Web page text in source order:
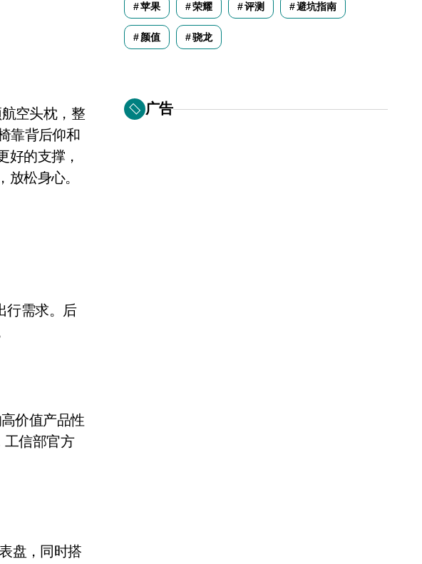
空头枕，整
靠背后仰和
好的支撑，
松身心。
行需求。后
价值产品性
工信部官方
盘，同时搭
苹果 荣耀 评测 避坑指南
颜值 骁龙
广告